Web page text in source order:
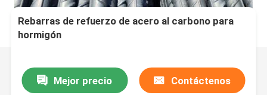
Rebarras de refuerzo de acero al carbono para
hormigón
Mejor precio Contáctenos